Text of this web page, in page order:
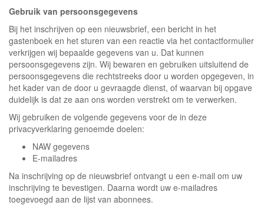
Gebruik van persoonsgegevens
Bij het inschrijven op een nieuwsbrief, een bericht in het
gastenboek en het sturen van een reactie via het contactformulier
verkrijgen wij bepaalde gegevens van u. Dat kunnen
persoonsgegevens zijn. Wij bewaren en gebruiken uitsluitend de
persoonsgegevens die rechtstreeks door u worden opgegeven, in
het kader van de door u gevraagde dienst, of waarvan bij opgave
duidelijk is dat ze aan ons worden verstrekt om te verwerken.
Wij gebruiken de volgende gegevens voor de in deze
privacyverklaring genoemde doelen:
NAW gegevens
E-mailadres
Na inschrijving op de nieuwsbrief ontvangt u een e-mail om uw
inschrijving te bevestigen. Daarna wordt uw e-mailadres
toegevoegd aan de lijst van abonnees.